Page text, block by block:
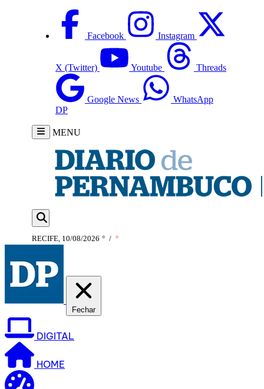
Facebook Instagram
X (Twitter) Youtube Threads
Google News
WhatsApp
DP
MENU
RECIFE, 10/08/2026 ° / °
Fechar
DIGITAL
HOME